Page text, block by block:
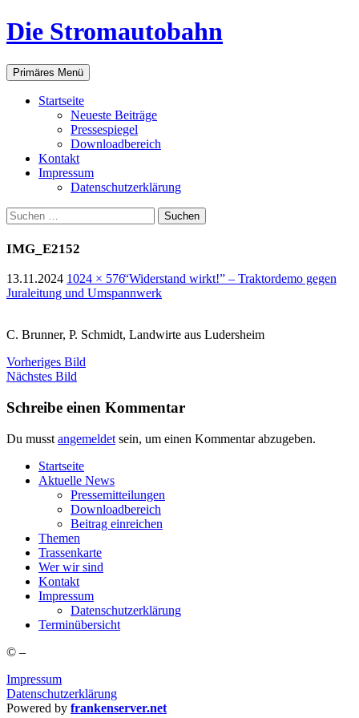
Zum
Inhalt
Die Stromautobahn
Suchen
Primäres Menü
Start­sei­te
Neu­es­te Beiträge
Pres­se­spie­gel
Down­load­be­reich
Kon­takt
Impres­sum
Daten­schutz­er­klä­rung
Suchen
nach:
IMG_E2152
13.11.2024 1024 × 576“Wider­stand wirkt!” – Trak­tor­de­mo gegen
Jura­lei­tung und Umspannwerk
C. Brun­ner, P. Schmidt, Land­wir­te aus Ludersheim
Vorheriges Bild
Nächstes Bild
Schreibe einen Kommentar
Du musst angemeldet sein, um einen Kommentar abzugeben.
Start­sei­te
Aktu­el­le News
Pres­se­mit­tei­lun­gen
Down­load­be­reich
Bei­trag einreichen
The­men
Tras­sen­kar­te
Wer wir sind
Kon­takt
Impres­sum
Daten­schutz­er­klä­rung
Ter­min­über­sicht
© –
Impressum
Datenschutzerklärung
Powered by frankenserver.net